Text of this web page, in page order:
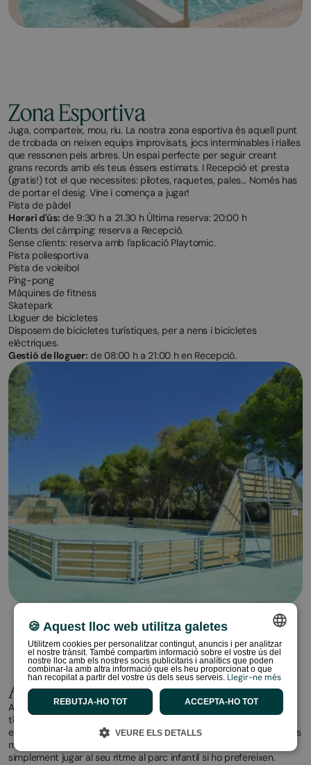
Zona Esportiva
Juga, comparteix, mou, riu. La nostra zona esportiva és aquell punt
de trobada on neixen equips improvisats, jocs interminables i rialles
que ressonen pels arbres. Un espai perfecte per seguir creant
grans records amb els teus éssers estimats. I Recepció et presta
(gratis!) tot el que necessites: pilotes, raquetes, pales... Només has
de portar el desig. Vine i comença a jugar!
Pista de pàdel
Horari d'ús: de 9:30 h a 21.30 h Última reserva: 20:00 h
Clients del càmping: reserva a Recepció.
Sense clients: reserva amb l'aplicació Playtomic.
Pista poliesportiva
Pista de voleibol
Ping-pong
Màquines de fitness
Skatepark
Lloguer de bicicletes
Disposem de bicicletes turístiques, per a nens i bicicletes
elèctriques.
Gestió de lloguer: de 08:00 h a 21:00 h en Recepció.
Activitats
A HolaCamp Sitges Garrofer no t'avorriràs ni un minut. Cada dia
t'espera alguna cosa diferent: activitats adreçades a totes les
edats i espectacles en directe per gaudir sense mirar el rellotge. Els
més petits poden participar en activitats d'animació infantil o
simplement jugar al seu ritme al parc infantil si ho prefereixen.
SPANISH
ENGLISH
CATALAN
PORTUGUESE
🍪 Aquest lloc web utilitza galetes
Utilitzem cookies per personalitzar contingut, anuncis i per analitzar
el nostre trànsit. També compartim informació sobre el vostre ús del
nostre lloc amb els nostres socis publicitaris i analítics que poden
combinar-la amb altra informació que els heu proporcionat o que
han recopilat a partir del vostre ús dels seus serveis. Llegir-ne més
ACCEPTA-HO TOT
REBUTJA-HO TOT
VEURE ELS DETALLS